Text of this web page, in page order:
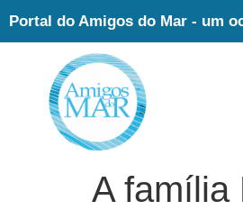
Portal do Amigos do Mar - um
A família